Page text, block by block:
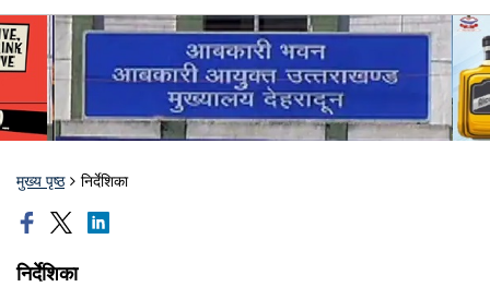
मुख्य पृष्ठ निर्देशिका
निर्देशिका